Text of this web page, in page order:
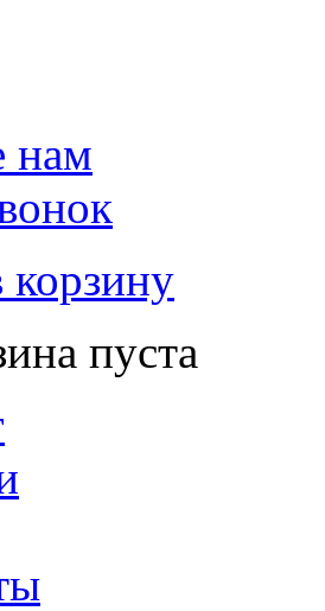
нам
пуста